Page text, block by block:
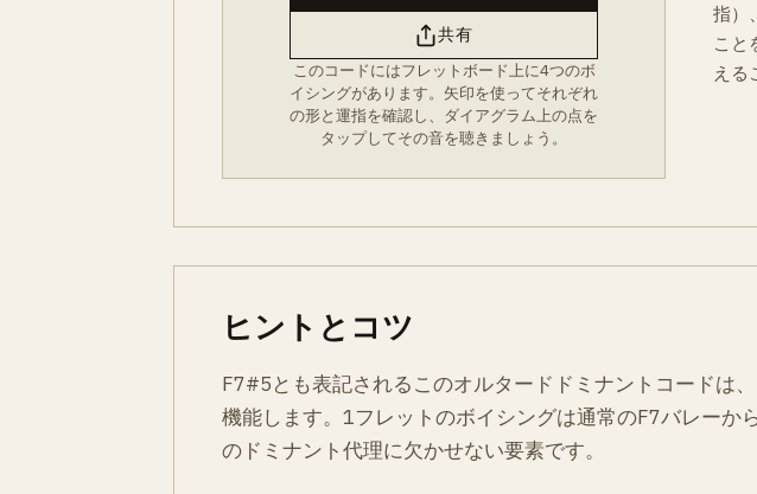
共有
このコードにはフレットボード上に4つのボ
イシングがあります。矢印を使ってそれぞれ
の形と運指を確認し、ダイアグラム上の点を
タップしてその音を聴きましょう。
指）
こと
える
ヒントとコツ
F7#5とも表記されるこのオルタードドミナントコードは
機能します。1フレットのボイシングは通常のF7バレーか
のドミナント代理に欠かせない要素です。